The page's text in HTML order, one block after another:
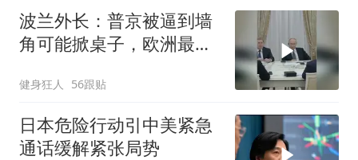
波兰外长：普京被逼到墙
角可能掀桌子，欧洲最担
健身狂人 56跟贴
日本危险行动引中美紧急
通话缓解紧张局势